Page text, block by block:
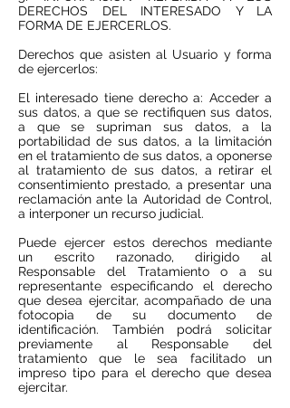
DERECHOS DEL INTERESADO Y LA
FORMA DE EJERCERLOS.
Derechos que asisten al Usuario y forma
de ejercerlos:
El interesado tiene derecho a: Acceder a
sus datos, a que se rectifiquen sus datos,
a que se supriman sus datos, a la
portabilidad de sus datos, a la limitación
en el tratamiento de sus datos, a oponerse
al tratamiento de sus datos, a retirar el
consentimiento prestado, a presentar una
reclamación ante la Autoridad de Control,
a interponer un recurso judicial.
Puede ejercer estos derechos mediante
un escrito razonado, dirigido al
Responsable del Tratamiento o a su
representante especificando el derecho
que desea ejercitar, acompañado de una
fotocopia de su documento de
identificación. También podrá solicitar
previamente al Responsable del
tratamiento que le sea facilitado un
impreso tipo para el derecho que desea
ejercitar.